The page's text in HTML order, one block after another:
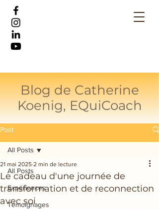
Post
All Posts
Expériences
Témoignages
All Posts
Le cadeau d'une journée de
transformation et de reconnection
avec soi
21 mai 2025 2 min de lecture
Blog de Catherine
Koenig, EQuiCoach